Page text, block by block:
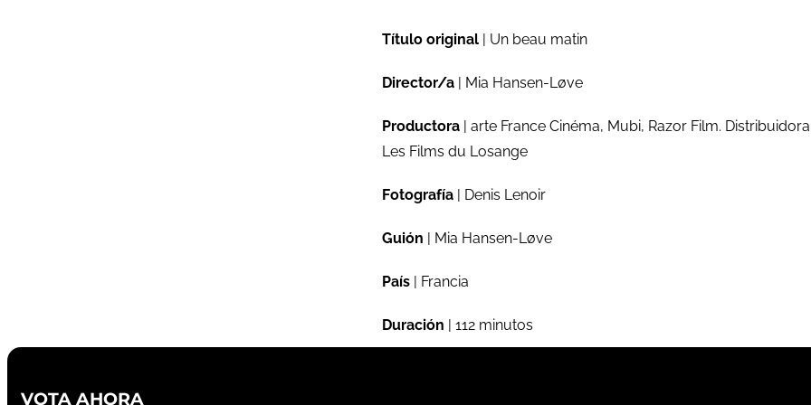
Título original | Un beau matin
Director/a | Mia Hansen-Løve
Productora | arte France Cinéma, Mubi, Razor Film.
Les Films du Losange
Fotografía | Denis Lenoir
Guión | Mia Hansen-Løve
País | Francia
Duración | 112 minutos
VOTA AHORA